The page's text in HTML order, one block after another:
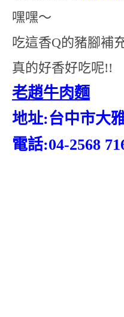
嘿嘿～
吃這香Q的豬腳補
真的好香好吃呢!!
老趙牛肉麵
地址:台中市大
電話:04-2568